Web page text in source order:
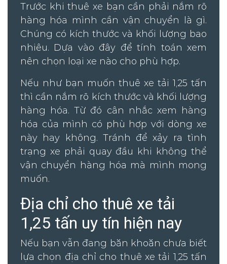
Trước khi thuê xe bạn cần phải nắm rõ
hàng hóa mình cần vận chuyển là gì.
Chúng có kích thước và khối lượng bao
nhiêu. Dựa vào đây để tính toán xem
nên chọn loại xe nào cho phù hợp.
Nếu như bạn muốn thuê xe tải 1,25 tấn
thì cần nắm rõ kích thước và khối lượng
hàng hóa. Từ đó cân nhắc xem hàng
hóa của mình có phù hợp với dòng xe
này hay không. Tránh để xảy ra tình
trạng xe phải quay đầu khi không thể
vận chuyển hàng hóa mà mình mong
muốn.
Địa chỉ cho thuê xe tải
1,25 tấn uy tín hiện nay
Nếu bạn vẫn đang băn khoăn chưa biết
lựa chọn địa chỉ cho thuê xe tải 1,25 tấn